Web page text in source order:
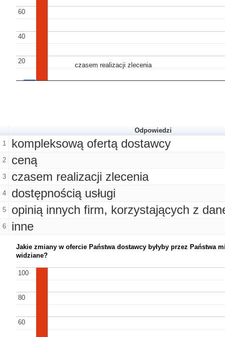
czasem realizacji zlecenia
czasem realizacji zlecenia
20
20
40
40
60
60
Odpowiedzi
1
kompleksową ofertą dostawcy
2 ceną
3 czasem realizacji zlecenia
4 dostępnością usługi
5 opinią innych firm, korzystających z
6 inne
Jakie zmiany w ofercie Państwa dostawcy byłyby przez Państwa
widziane?
60
60
80
80
100
100